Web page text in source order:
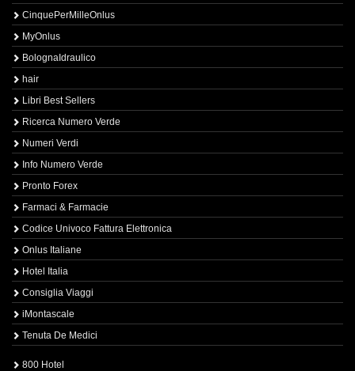
CinquePerMilleOnlus
MyOnlus
BolognaIdraulico
hair
Libri Best Sellers
Ricerca Numero Verde
Numeri Verdi
Info Numero Verde
Pronto Forex
Farmaci & Farmacie
Codice Univoco Fattura Elettronica
Onlus Italiane
Hotel Italia
Consiglia Viaggi
iMontascale
Tenuta De Medici
800 Hotel